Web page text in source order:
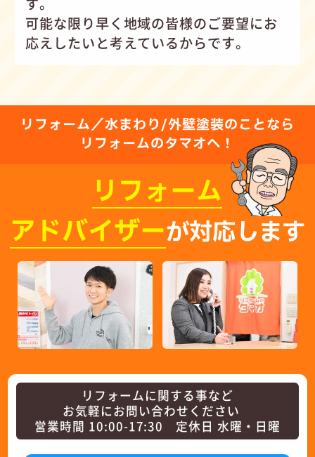
可能な限り早く地域の皆様のご要望にお
応えしたいと考えているからです。
リフォーム／水まわり/外壁塗装のことなら
リフォームのタマオへ！
リフォーム
アドバイザーが対応します
リフォームに関する事など
お気軽にお問い合わせください
営業時間 10:00-17:30 定休日 水曜・日曜